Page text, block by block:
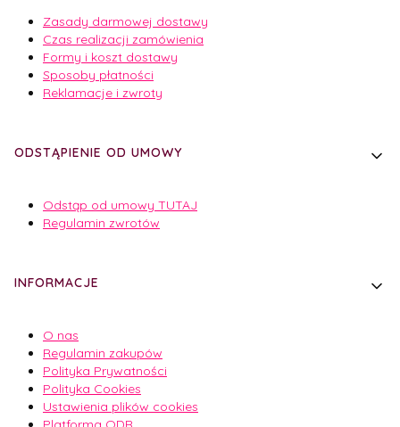
Zasady darmowej dostawy
Czas realizacji zamówienia
Formy i koszt dostawy
Sposoby płatności
Reklamacje i zwroty
ODSTĄPIENIE OD UMOWY
Odstąp od umowy TUTAJ
Regulamin zwrotów
INFORMACJE
O nas
Regulamin zakupów
Polityka Prywatności
Polityka Cookies
Ustawienia plików cookies